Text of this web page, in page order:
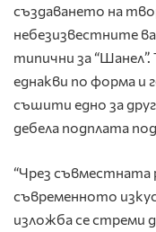
създаването на
небезизвестните
типични за
еднакви по форма и
съшити едно за
дебела подплата
“Чрез съвместната
съвременното
изложба се стреми